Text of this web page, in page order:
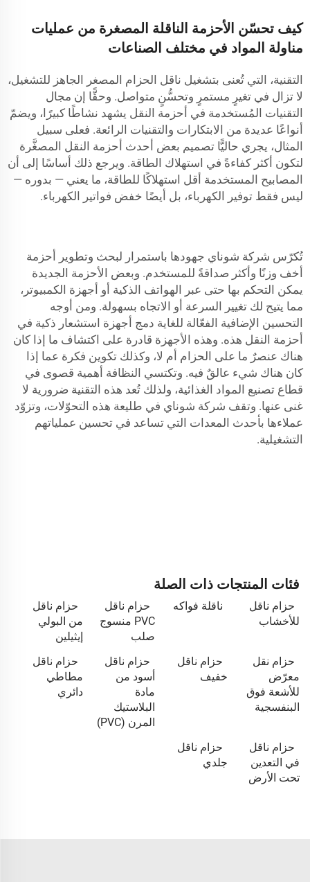
كيف تحسّن الأحزمة الناقلة المصغرة من عمليات
مناولة المواد في مختلف الصناعات
التقنية، التي تُعنى بتشغيل ناقل الحزام المصغر الجاهز للتشغيل،
لا تزال في تغيرٍ مستمرٍ وتحسُّنٍ متواصل. وحقًّا إن مجال
التقنيات المُستخدمة في أحزمة النقل يشهد نشاطًا كبيرًا، ويضمّ
أنواعًا عديدة من الابتكارات والتقنيات الرائعة. فعلى سبيل
المثال، يجري حاليًّا تصميم بعض أحدث أحزمة النقل المصغَّرة
لتكون أكثر كفاءةً في استهلاك الطاقة. ويرجع ذلك أساسًا إلى أن
المصابيح المستخدمة أقل استهلاكًا للطاقة، ما يعني — بدوره —
ليس فقط توفير الكهرباء، بل أيضًا خفض فواتير الكهرباء.
تُكرّس شركة شوناي جهودها باستمرار لبحث وتطوير أحزمة
أخف وزنًا وأكثر صداقةً للمستخدم. وبعض الأحزمة الجديدة
يمكن التحكم بها حتى عبر الهواتف الذكية أو أجهزة الكمبيوتر،
مما يتيح لك تغيير السرعة أو الاتجاه بسهولة. ومن أوجه
التحسين الإضافية الفعّالة للغاية دمج أجهزة استشعار ذكية في
أحزمة النقل هذه. وهذه الأجهزة قادرة على اكتشاف ما إذا كان
هناك عنصرٌ ما على الحزام أم لا، وكذلك تكوين فكرة عما إذا
كان هناك شيء عالقٌ فيه. وتكتسي النظافة أهمية قصوى في
قطاع تصنيع المواد الغذائية، ولذلك تُعد هذه التقنية ضرورية لا
غنى عنها. وتقف شركة شوناي في طليعة هذه التحوّلات، وتزوّد
عملاءها بأحدث المعدات التي تساعد في تحسين عملياتهم
التشغيلية.
فئات المنتجات ذات الصلة
حزام ناقل
للأخشاب
ناقلة فواكه
حزام ناقل
PVC منسوج
صلب
حزام ناقل
من البولي
إيثيلين
حزام نقل
معرّض
للأشعة فوق
البنفسجية
حزام ناقل
خفيف
حزام ناقل
أسود من
مادة
البلاستيك
المرن (PVC)
حزام ناقل
مطاطي
دائري
حزام ناقل
في التعدين
تحت الأرض
حزام ناقل
جلدي